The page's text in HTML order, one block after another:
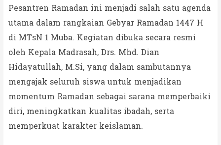
Pesantren Ramadan ini menjadi salah satu agenda
utama dalam rangkaian Gebyar Ramadan 1447 H
di MTsN 1 Muba. Kegiatan dibuka secara resmi
oleh Kepala Madrasah, Drs. Mhd. Dian
Hidayatullah, M.Si, yang dalam sambutannya
mengajak seluruh siswa untuk menjadikan
momentum Ramadan sebagai sarana memperbaiki
diri, meningkatkan kualitas ibadah, serta
memperkuat karakter keislaman.